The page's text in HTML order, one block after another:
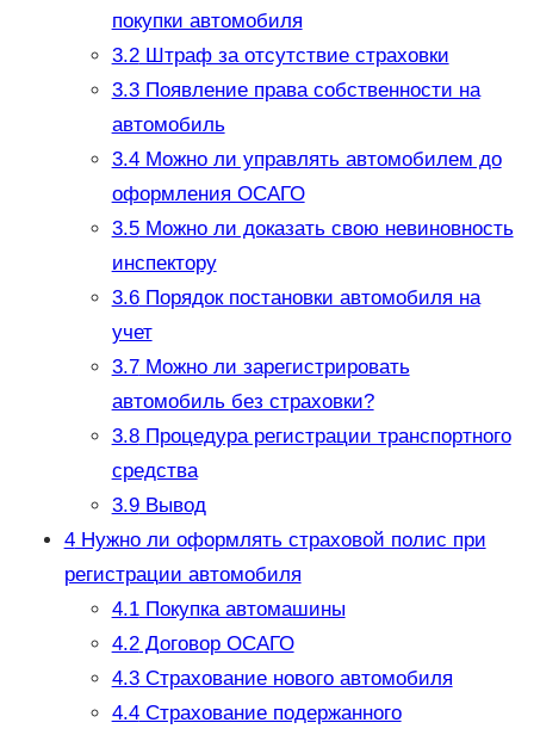
покупки автомобиля
3.2Штраф за отсутствие страховки
3.3Появление права собственности на
автомобиль
3.4Можно ли управлять автомобилем до
оформления ОСАГО
3.5Можно ли доказать свою невиновность
инспектору
3.6Порядок постановки автомобиля на
учет
3.7Можно ли зарегистрировать
автомобиль без страховки?
3.8Процедура регистрации транспортного
средства
3.9Вывод
4Нужно ли оформлять страховой полис при
регистрации автомобиля
4.1Покупка автомашины
4.2Договор ОСАГО
4.3Страхование нового автомобиля
4.4Страхование подержанного